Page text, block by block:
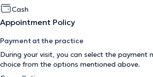
Cash
Appointment Policy
Payment at the practice
During your visit, you can select the payment
choice from the options mentioned above.